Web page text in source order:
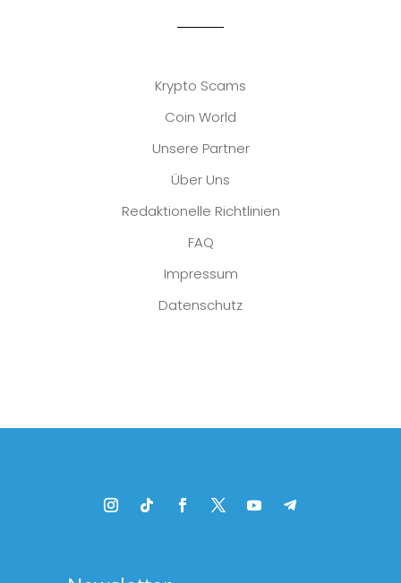
Krypto Scams
Coin World
Unsere Partner
Über Uns
Redaktionelle Richtlinien
FAQ
Impressum
Datenschutz